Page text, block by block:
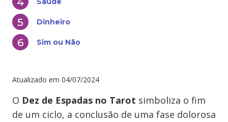
Dinheiro
Sim ou Não
Atualizado em 04/07/2024
O Dez de Espadas no Tarot simboliza o fim
de um ciclo, a conclusão de uma fase dolorosa